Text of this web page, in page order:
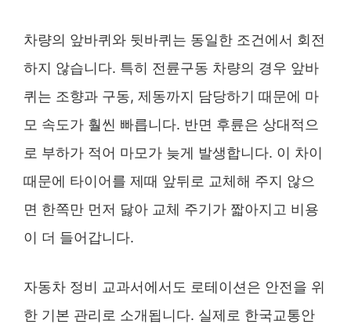
차량의 앞바퀴와 뒷바퀴는 동일한 조건에서 회전
하지 않습니다. 특히 전륜구동 차량의 경우 앞바
퀴는 조향과 구동, 제동까지 담당하기 때문에 마
모 속도가 훨씬 빠릅니다. 반면 후륜은 상대적으
로 부하가 적어 마모가 늦게 발생합니다. 이 차이
때문에 타이어를 제때 앞뒤로 교체해 주지 않으
면 한쪽만 먼저 닳아 교체 주기가 짧아지고 비용
이 더 들어갑니다.
자동차 정비 교과서에서도 로테이션은 안전을 위
한 기본 관리로 소개됩니다. 실제로 한국교통안